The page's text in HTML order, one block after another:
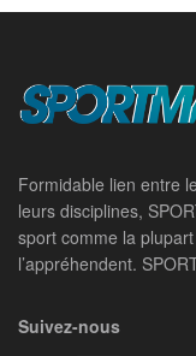
Formidable lien entre
leurs disciplines,
sport comme la
l’appréhendent.
Suivez-nous